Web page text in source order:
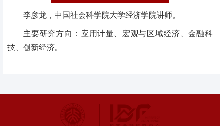
李彦龙，中国社会科学院大学经济学院讲师。
主要研究方向：应用计量、宏观与区域经济、金融科
技、创新经济。